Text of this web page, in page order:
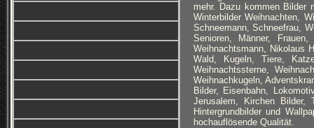
mehr. Dazu kommen Bilder
Winterbilder Weihnachten,
Schneemann, Schneefrau,
Senioren, Männer,
Weihnachtsmann, Nikolaus
Wald, Kugeln, Tiere,
Weihnachtssterne,
Weihnachkugeln,
Bilder, Eisenbahn,
Jerusalem, Kirchen Bilder,
Hintergrundbilder und
hochauflösende Qualität.